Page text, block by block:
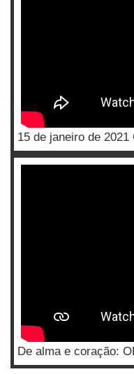
15 de janeiro de
De alma e coração: